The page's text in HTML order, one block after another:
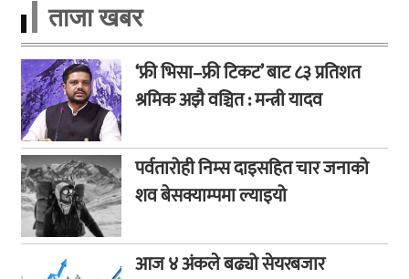
ताजा खबर
‘फ्री भिसा–फ्री टिकट’ बाट ८३ प्रतिशत
श्रमिक अझै वञ्चित : मन्त्री यादव
पर्वतारोही निम्स दाइसहित चार जनाको
शव बेसक्याम्पमा ल्याइयो
आज ४ अंकले बढ्यो सेयरबजार